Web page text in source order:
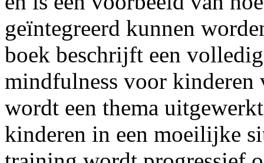
geïntegreerd kunnen
boek beschrijft een
mindfulness voor kinderen
wordt een thema
kinderen in een moeilijke